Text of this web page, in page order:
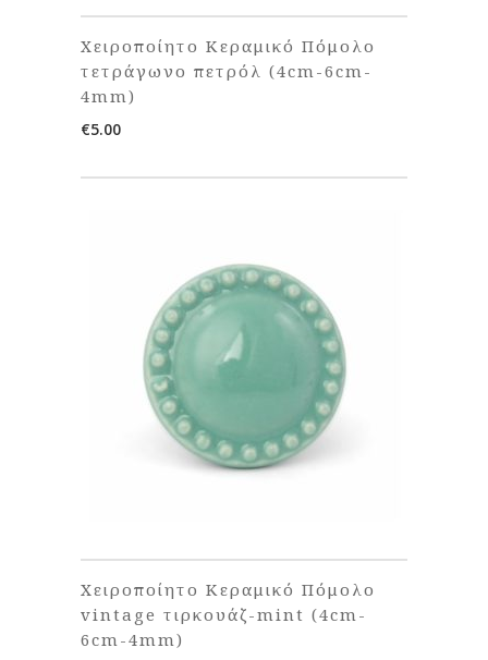
Χειροποίητο Κεραμικό Πόμολο
τετράγωνο πετρόλ (4cm-6cm-
4mm)
€5.00
Χειροποίητο Κεραμικό Πόμολο
vintage τιρκουάζ-mint (4cm-
6cm-4mm)